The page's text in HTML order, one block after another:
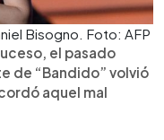
Bisogno. Foto: AFP
el pasado
de “Bandido” volvió
aquel mal